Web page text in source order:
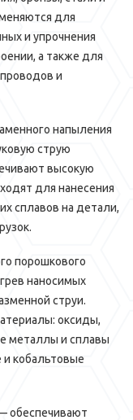
для
и упрочнения
а также для
и
напыления
струю
высокую
для нанесения
сплавов на детали,
порошкового
наносимых
струи.
оксиды,
металлы и сплавы
и кобальтовые
обеспечивают